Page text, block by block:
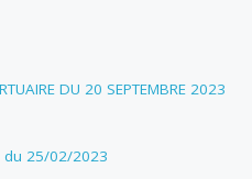
DU 20 SEPTEMBRE 2023
du 25/02/2023